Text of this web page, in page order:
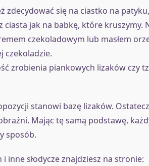
zdecydować się na ciastko na
ciasta jak na babkę, które kruszymy.
czekoladowym lub masłem
czekoladzie.
zrobienia piankowych lizaków czy
stanowi bazę lizaków.
Mając tę samą podstawę,
sposób.
i inne słodycze znajdziesz na stronie: